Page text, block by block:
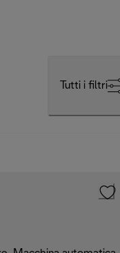
Tutti i filtri